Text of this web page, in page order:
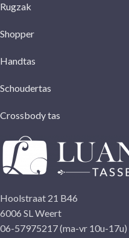
Rugzak
Shopper
Handtas
Schoudertas
Crossbody tas
Hoolstraat 21 B46
6006 SL Weert
06-57975217 (ma-vr 10u-17u)